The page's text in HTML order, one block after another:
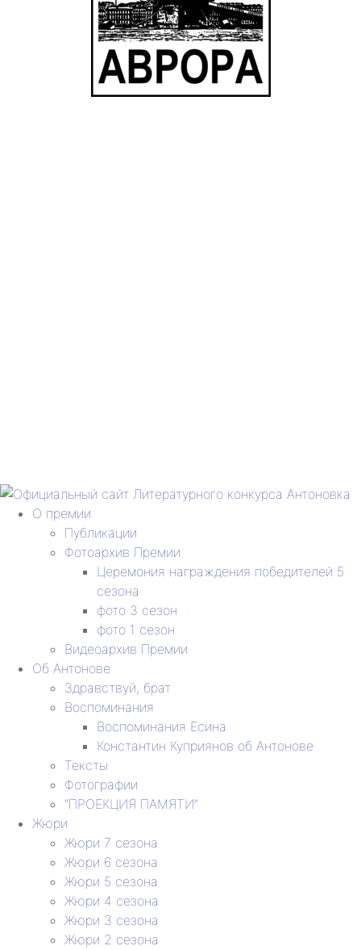
О премии
Публикации
Фотоархив Премии
Церемония награждения победителей 5
сезона
фото 3 сезон
фото 1 сезон
Видеоархив Премии
Об Антонове
Здравствуй, брат
Воспоминания
Воспоминания Есина
Константин Куприянов об Антонове
Тексты
Фотографии
“ПРОЕКЦИЯ ПАМЯТИ”
Жюри
Жюри 7 сезона
Жюри 6 сезона
Жюри 5 сезона
Жюри 4 сезона
Жюри 3 сезона
Жюри 2 сезона